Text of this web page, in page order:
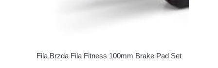
Fila Brzda Fila Fitness 100mm Brake Pad Set